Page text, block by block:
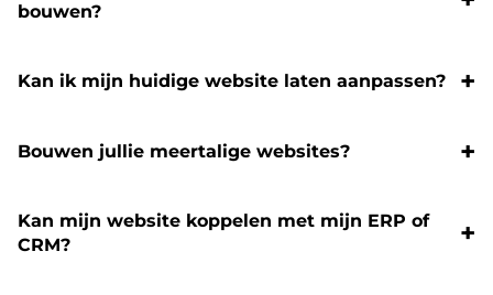
bouwen?
Kan ik mijn huidige website laten aanpassen?
Bouwen jullie meertalige websites?
Kan mijn website koppelen met mijn ERP of
CRM?